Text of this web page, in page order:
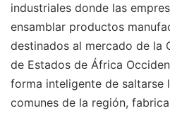
industriales donde las
ensamblar productos
destinados al mercado de la
de Estados de África
forma inteligente de saltarse
comunes de la región,